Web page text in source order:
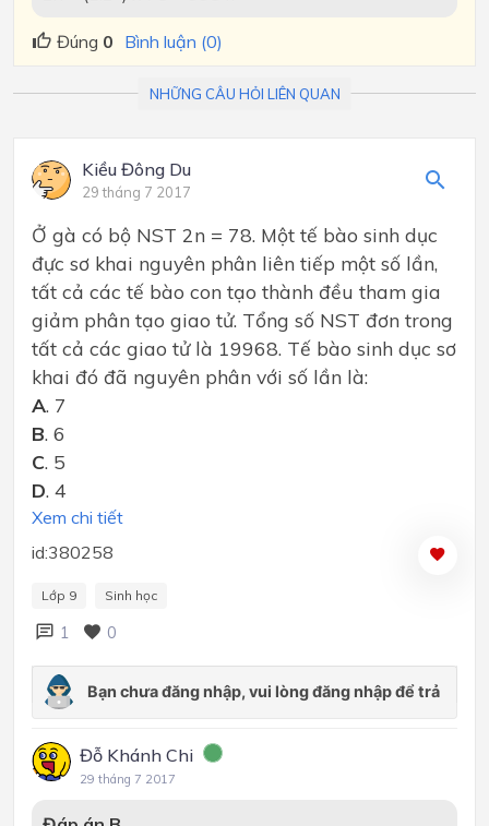
Đúng 0 Bình luận (0)
NHỮNG CÂU HỎI LIÊN QUAN
Kiều Đông Du
29 tháng 7 2017
Ở gà có bộ NST 2n = 78. Một tế bào sinh dục
đực sơ khai nguyên phân liên tiếp một số lần,
tất cả các tế bào con tạo thành đều tham gia
giảm phân tạo giao tử. Tổng số NST đơn trong
tất cả các giao tử là 19968. Tế bào sinh dục sơ
khai đó đã nguyên phân với số lần là:
A. 7
B. 6
C. 5
D. 4
Xem chi tiết
id:380258
Lớp 9 Sinh học
1 0
Đỗ Khánh Chi
29 tháng 7 2017